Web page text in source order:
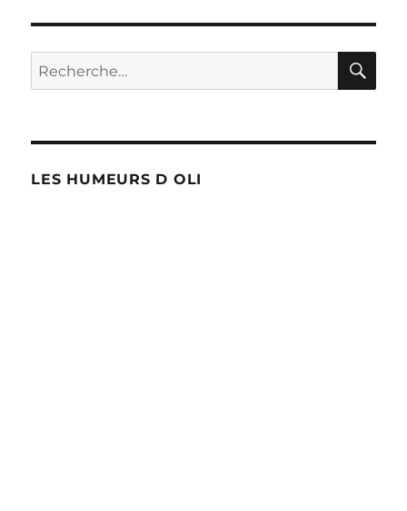
:
profs
Recherche
pour :
LES HUMEURS D OLI